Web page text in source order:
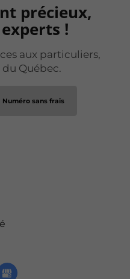
précieux,
!
aux particuliers,
Québec.